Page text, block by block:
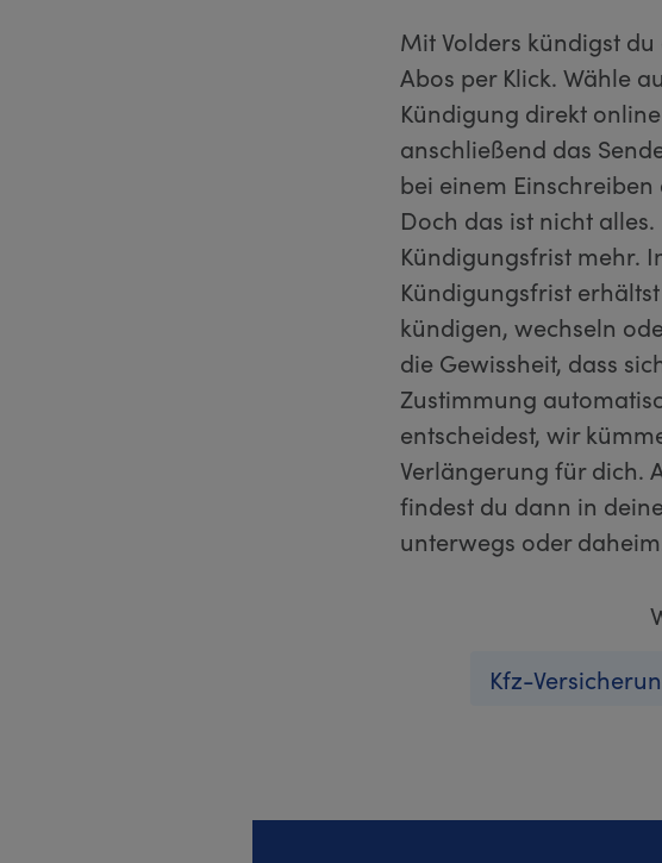
Mit Volders kündigst
Abos per Klick. Wähle
Kündigung direkt
anschließend das
bei einem
Doch das ist nicht
Kündigungsfrist mehr.
Kündigungsfrist
kündigen, wechseln
die Gewissheit, dass
Zustimmung
entscheidest, wir
Verlängerung für dich.
findest du dann in
unterwegs oder
Kfz-